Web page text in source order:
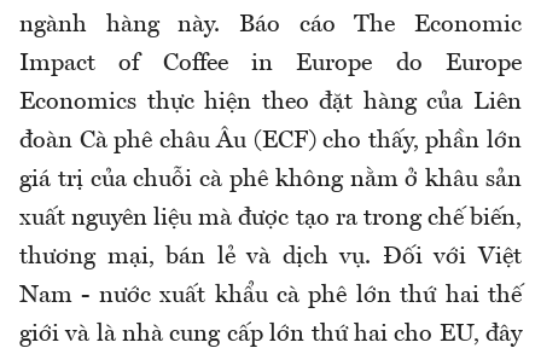
ngành hàng này. Báo cáo The Economic
Impact of Coffee in Europe do Europe
Economics thực hiện theo đặt hàng của Liên
đoàn Cà phê châu Âu (ECF) cho thấy, phần lớn
giá trị của chuỗi cà phê không nằm ở khâu sản
xuất nguyên liệu mà được tạo ra trong chế biến,
thương mại, bán lẻ và dịch vụ. Đối với Việt
Nam - nước xuất khẩu cà phê lớn thứ hai thế
giới và là nhà cung cấp lớn thứ hai cho EU, đây